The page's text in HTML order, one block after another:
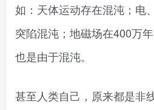
如：天体运动存在混沌；电
突陷混沌；地磁场在400万
也是由于混沌。
甚至人类自己，原来都是非